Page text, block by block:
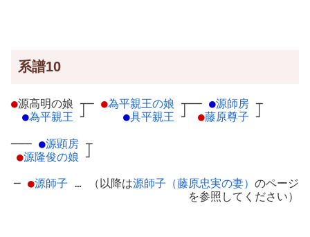
系譜10
●源高明の娘 ┬
●為平親王 ┘
─ ●為平親王の娘 ┬
●具平親王 ┘
── ●源師房 ┬
●藤原尊子 ┘
─── ●源顕房 ┬
●源隆俊の娘 ┘
─ ●源師子 … （以降は源師子（藤原忠実の妻） のページ
を参照してください）